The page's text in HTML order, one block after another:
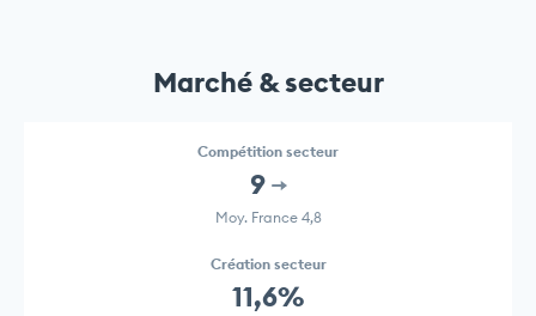
Marché & secteur
Compétition secteur
9
Moy. France 4,8
Création secteur
11,6%